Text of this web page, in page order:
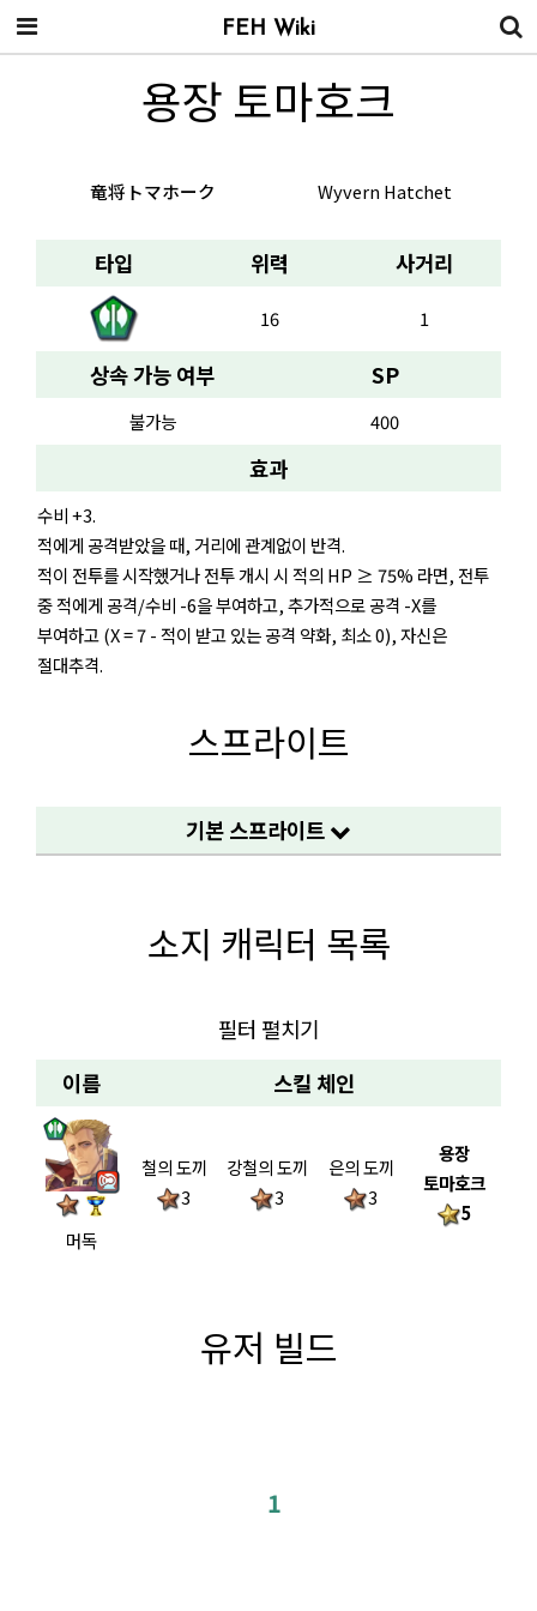
용장 토마호크
竜将トマホーク Wyvern Hatchet
타입 위력 사거리
16 1
상속 가능 여부 SP
불가능 400
효과
수비 +3.
적에게 공격받았을 때, 거리에 관계없이 반격.
적이 전투를 시작했거나 전투 개시 시 적의 HP ≥ 75% 라면, 전투
중 적에게 공격/수비 -6을 부여하고, 추가적으로 공격 -X를
부여하고 (X = 7 - 적이 받고 있는 공격 약화, 최소 0), 자신은
절대추격.
스프라이트
기본 스프라이트
소지 캐릭터 목록
필터 펼치기
이름 스킬 체인
머독
철의 도끼
3
강철의 도끼
3
은의 도끼
3
용장
토마호크
5
유저 빌드
1
FEH Wiki